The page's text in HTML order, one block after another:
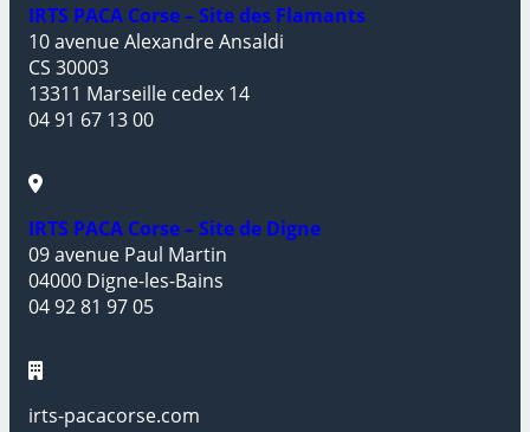
IRTS PACA Corse – Site des Flamants
10 avenue Alexandre Ansaldi
CS 30003
13311 Marseille cedex 14
04 91 67 13 00
IRTS PACA Corse – Site de Digne
09 avenue Paul Martin
04000 Digne-les-Bains
04 92 81 97 05
irts-pacacorse.com